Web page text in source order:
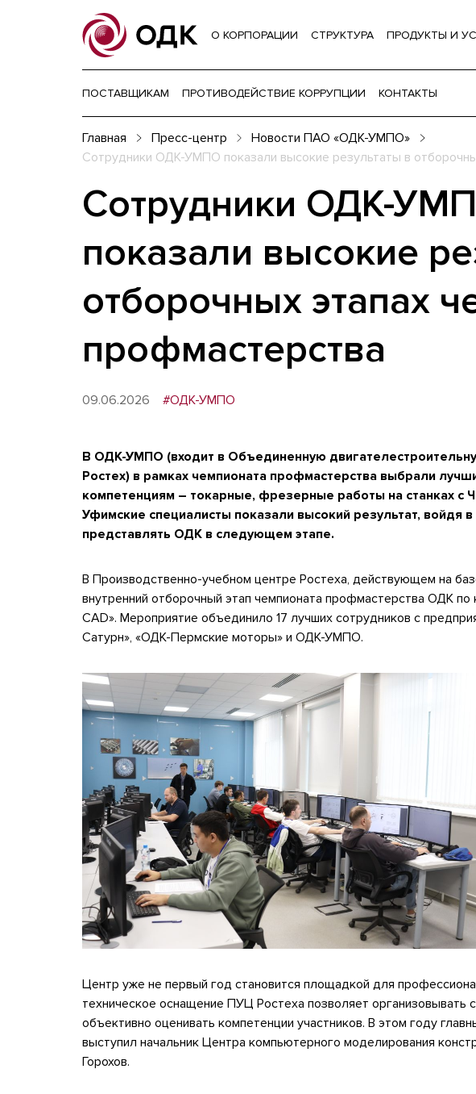
О КОРПОРАЦИИ СТРУКТУРА ПРОДУКТЫ И
ПОСТАВЩИКАМ ПРОТИВОДЕЙСТВИЕ КОРРУПЦИИ КОНТАКТЫ
Главная Пресс-центр
Новости ПАО «ОДК-УМПО»
Сотрудники ОДК-УМПО показали высокие результаты в
Сотрудники ОДК-
показали высокие
отборочных этапах
профмастерства
09.06.2026 #ОДК-УМПО
В ОДК-УМПО (входит в Объединенную
Ростех) в рамках чемпионата профмастерства выбрали
компетенциям – токарные, фрезерные работы на станках с
Уфимские специалисты показали высокий результат, войдя
представлять ОДК в следующем этапе.
В Производственно-учебном центре Ростеха, действующем на
внутренний отборочный этап чемпионата профмастерства ОДК
CAD». Мероприятие объединило 17 лучших сотрудников с
Сатурн», «ОДК-Пермские моторы» и ОДК-УМПО.
Центр уже не первый год становится площадкой для
техническое оснащение ПУЦ Ростеха позволяет организовывать
объективно оценивать компетенции участников. В этом году
выступил начальник Центра компьютерного моделирования
Горохов.